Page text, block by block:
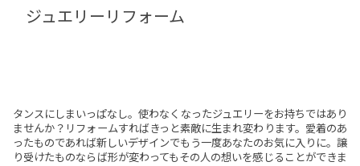
ジュエリーリフォーム
タンスにしまいっぱなし。使わなくなったジュエリーをお持ちではあり
ませんか？リフォームすればきっと素敵に生まれ変わります。愛着のあ
ったものであれば新しいデザインでもう一度あなたのお気に入りに。譲
り受けたものならば形が変わってもその人の想いを感じることができま